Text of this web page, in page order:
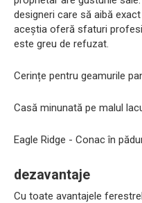
designeri care să aibă
aceștia oferă sfaturi
este greu de refuzat.
Cerințe pentru geamurile
Casă minunată pe malul
Eagle Ridge - Conac în
dezavantaje
Cu toate avantajele